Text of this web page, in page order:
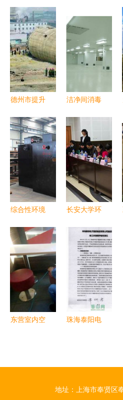
德州市提升
除服务，环
境工程获好
洁净间消毒
闭新风 环
境工程视角
解析
综合性环境
案在污水处
理领域的应
用——以徐
州成套设备
为例
长安大学环
届环境治理
知识竞赛圆
满落幕
东营室内空
珠海泰阳电
地址：上海市奉贤区